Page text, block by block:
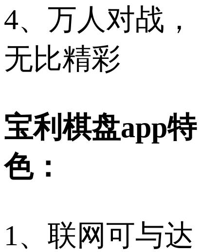
4、万人对战，
无比精彩
宝利棋盘app特
色：
1、联网可与达